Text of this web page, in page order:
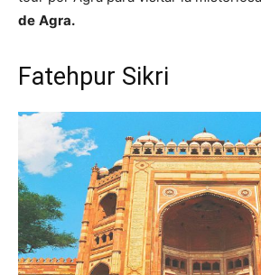
de Agra.
Fatehpur Sikri